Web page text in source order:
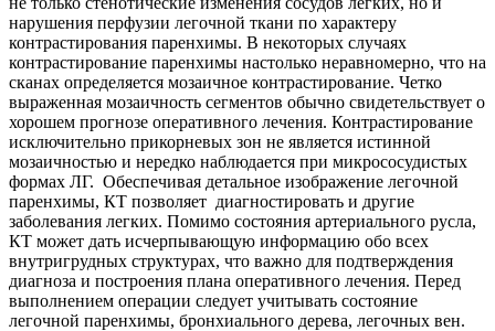
нарушения перфузии легочной ткани по характеру
контрастирования паренхимы. В некоторых случаях
контрастирование паренхимы настолько неравномерно, что на
сканах определяется мозаичное контрастирование. Четко
выраженная мозаичность сегментов обычно свидетельствует о
хорошем прогнозе оперативного лечения. Контрастирование
исключительно прикорневых зон не является истинной
мозаичностью и нередко наблюдается при микрососудистых
формах ЛГ. Обеспечивая детальное изображение легочной
паренхимы, КТ позволяет диагностировать и другие
заболевания легких. Помимо состояния артериального русла,
КТ может дать исчерпывающую информацию обо всех
внутригрудных структурах, что важно для подтверждения
диагноза и построения плана оперативного лечения. Перед
выполнением операции следует учитывать состояние
легочной паренхимы, бронхиального дерева, легочных вен.